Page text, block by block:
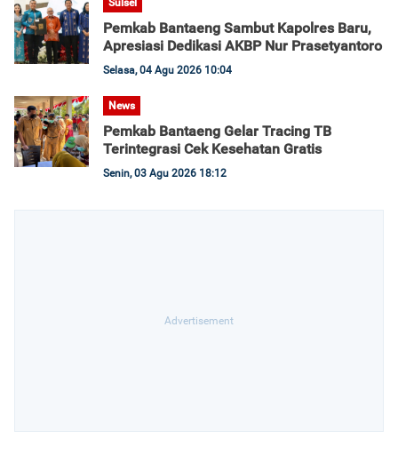
Sulsel
Pemkab Bantaeng Sambut Kapolres Baru,
Apresiasi Dedikasi AKBP Nur Prasetyantoro
Selasa, 04 Agu 2026 10:04
News
Pemkab Bantaeng Gelar Tracing TB
Terintegrasi Cek Kesehatan Gratis
Senin, 03 Agu 2026 18:12